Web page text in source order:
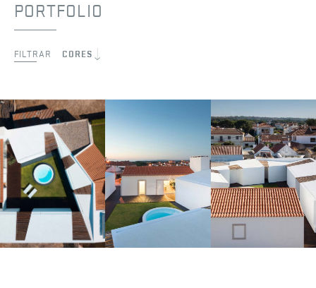
PORTFOLIO
FILTRAR CORES